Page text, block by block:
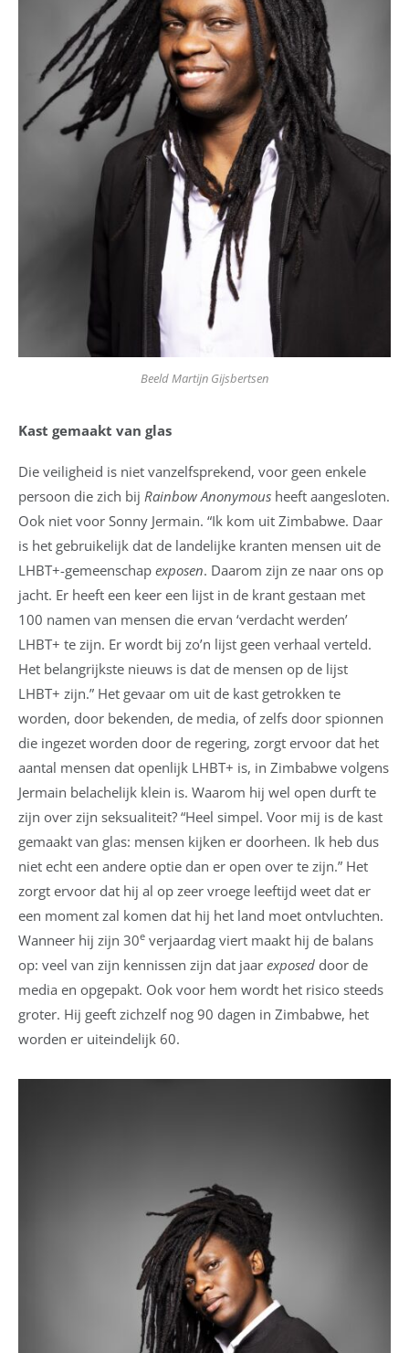
Beeld Martijn Gijsbertsen
Kast gemaakt van glas
Die veiligheid is niet vanzelfsprekend, voor geen enkele
persoon die zich bij Rainbow Anonymous heeft aangesloten.
Ook niet voor Sonny Jermain. “Ik kom uit Zimbabwe. Daar
is het gebruikelijk dat de landelijke kranten mensen uit de
LHBT+-gemeenschap exposen. Daarom zijn ze naar ons op
jacht. Er heeft een keer een lijst in de krant gestaan met
100 namen van mensen die ervan ‘verdacht werden’
LHBT+ te zijn. Er wordt bij zo’n lijst geen verhaal verteld.
Het belangrijkste nieuws is dat de mensen op de lijst
LHBT+ zijn.” Het gevaar om uit de kast getrokken te
worden, door bekenden, de media, of zelfs door spionnen
die ingezet worden door de regering, zorgt ervoor dat het
aantal mensen dat openlijk LHBT+ is, in Zimbabwe volgens
Jermain belachelijk klein is. Waarom hij wel open durft te
zijn over zijn seksualiteit? “Heel simpel. Voor mij is de kast
gemaakt van glas: mensen kijken er doorheen. Ik heb dus
niet echt een andere optie dan er open over te zijn.” Het
zorgt ervoor dat hij al op zeer vroege leeftijd weet dat er
een moment zal komen dat hij het land moet ontvluchten.
Wanneer hij zijn 30e verjaardag viert maakt hij de balans
op: veel van zijn kennissen zijn dat jaar exposed door de
media en opgepakt. Ook voor hem wordt het risico steeds
groter. Hij geeft zichzelf nog 90 dagen in Zimbabwe, het
worden er uiteindelijk 60.